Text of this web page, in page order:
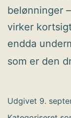
belønninger
virker
endda
som er den
Udgivet 9.